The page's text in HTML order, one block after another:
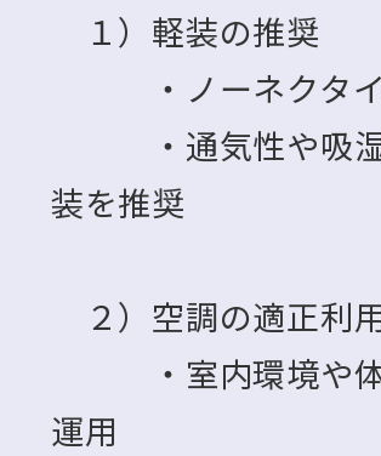
１）軽装の推奨
・ノーネクタイ
・通気性や吸湿
装を推奨
２）空調の適正利
・室内環境や体
運用